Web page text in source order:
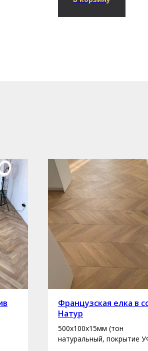
Французская елка в
Натур
500х100х15мм (тон
натуральный, покрытие